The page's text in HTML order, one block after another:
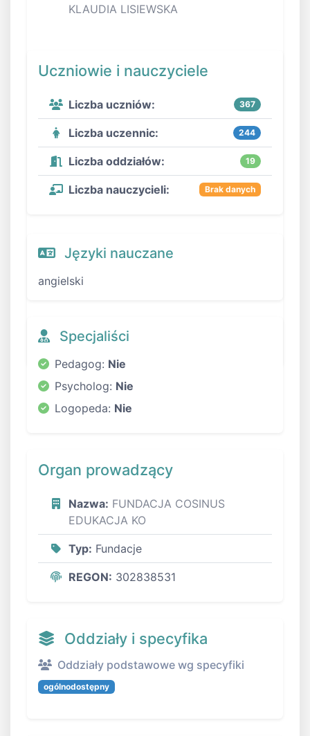
KLAUDIA LISIEWSKA
Uczniowie i nauczyciele
Liczba uczniów: 367
Liczba uczennic: 244
Liczba oddziałów: 19
Liczba nauczycieli: Brak danych
Języki nauczane
angielski
Specjaliści
Pedagog: Nie
Psycholog: Nie
Logopeda: Nie
Organ prowadzący
Nazwa: FUNDACJA COSINUS
EDUKACJA KO
Typ: Fundacje
REGON: 302838531
Oddziały i specyfika
Oddziały podstawowe wg specyfiki
ogólnodostępny